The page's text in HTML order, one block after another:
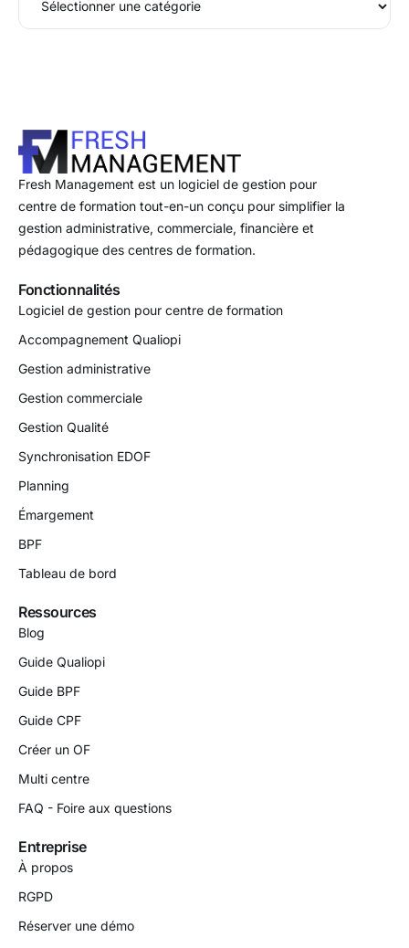
Fresh Management est un logiciel de gestion pour
centre de formation tout-en-un conçu pour simplifier la
gestion administrative, commerciale, financière et
pédagogique des centres de formation.
Fonctionnalités
Logiciel de gestion pour centre de formation
Accompagnement Qualiopi
Gestion administrative
Gestion commerciale
Gestion Qualité
Synchronisation EDOF
Planning
Émargement
BPF
Tableau de bord
Ressources
Blog
Guide Qualiopi
Guide BPF
Guide CPF
Créer un OF
Multi centre
FAQ - Foire aux questions
Entreprise
À propos
RGPD
Réserver une démo